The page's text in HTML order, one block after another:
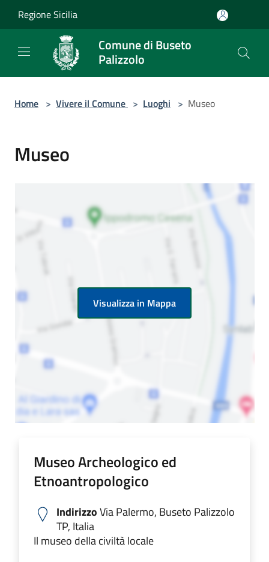
Regione Sicilia
Comune di Buseto
Palizzolo
Home > Vivere il Comune > Luoghi > Museo
Museo
Visualizza in Mappa
Museo Archeologico ed
Etnoantropologico
IndirizzoVia Palermo, Buseto Palizzolo
TP, Italia
Il museo della civiltà locale